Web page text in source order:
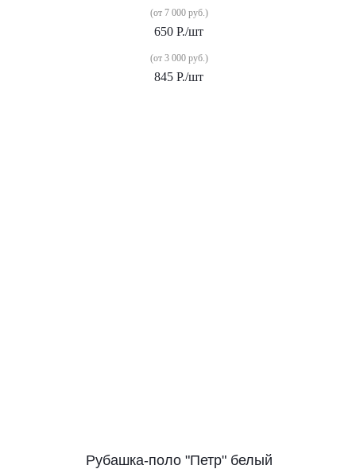
(от 7 000 руб.)
650 Р./шт
(от 3 000 руб.)
845 Р./шт
Рубашка-поло "Петр" белый